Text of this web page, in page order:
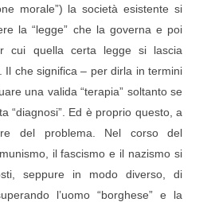
morale”) la società esistente si
la “legge” che la governa e poi
cui quella certa legge si lascia
Il che significa – per dirla in termini
una valida “terapia” soltanto se
“diagnosi”. Ed è proprio questo, a
del problema. Nel corso del
il fascismo e il nazismo si
seppure in modo diverso, di
l’uomo “borghese” e la